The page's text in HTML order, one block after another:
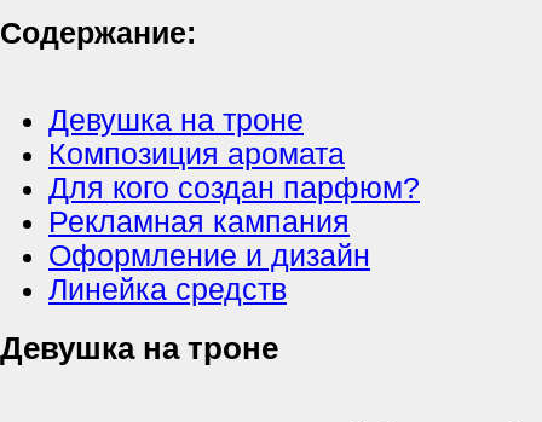
Содержание:
Девушка на троне
Композиция аромата
Для кого создан парфюм?
Рекламная кампания
Оформление и дизайн
Линейка средств
Девушка на троне